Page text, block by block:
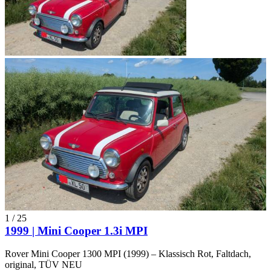
1 / 25
1999 | Mini Cooper 1.3i MPI
Rover Mini Cooper 1300 MPI (1999) – Klassisch Rot, Faltdach,
original, TÜV NEU